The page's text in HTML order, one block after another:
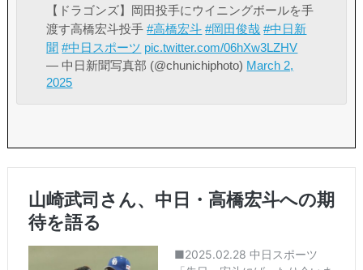
【ドラゴンズ】岡田投手にウイニングボールを手
渡す高橋宏斗投手#高橋宏斗 #岡田俊哉 #中日新
聞 #中日スポーツ pic.twitter.com/06hXw3LZHV
— 中日新聞写真部 (@chunichiphoto) March 2,
2025